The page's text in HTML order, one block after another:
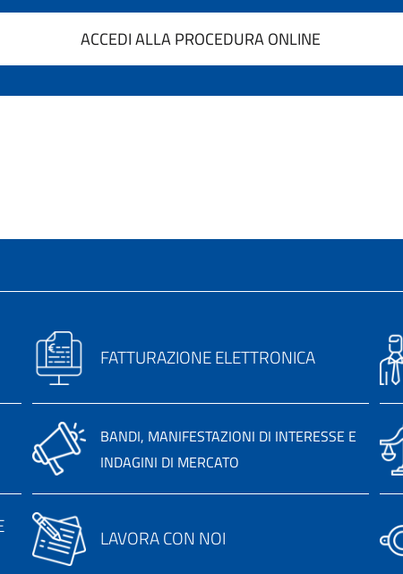
ACCEDI ALLA PROCEDURA ONLINE
FATTURAZIONE ELETTRONICA
BANDI, MANIFESTAZIONI DI INTERESSE E
INDAGINI DI MERCATO
LAVORA CON NOI